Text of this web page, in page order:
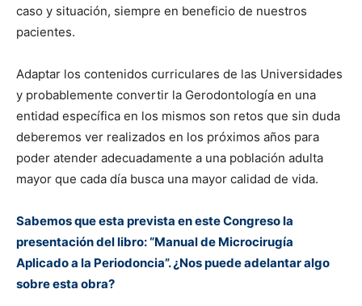
caso y situación, siempre en beneficio de nuestros
pacientes.
Adaptar los contenidos curriculares de las Universidades
y probablemente convertir la Gerodontología en una
entidad específica en los mismos son retos que sin duda
deberemos ver realizados en los próximos años para
poder atender adecuadamente a una población adulta
mayor que cada día busca una mayor calidad de vida.
Sabemos que esta prevista en este Congreso la
presentación del libro: “Manual de Microcirugía
Aplicado a la Periodoncia”. ¿Nos puede adelantar algo
sobre esta obra?